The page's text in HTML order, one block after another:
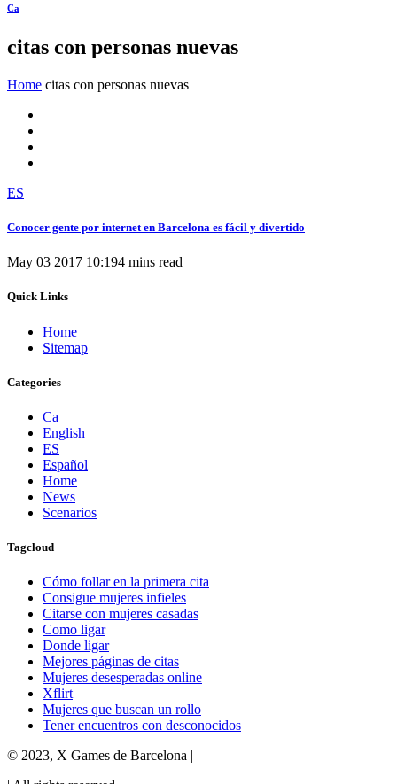
Ca
citas con personas nuevas
Home citas con personas nuevas
ES
Conocer gente por internet en Barcelona es fácil y divertido
May 03 2017 10:194 mins read
Quick Links
Home
Sitemap
Categories
Ca
English
ES
Español
Home
News
Scenarios
Tagcloud
Cómo follar en la primera cita
Consigue mujeres infieles
Citarse con mujeres casadas
Como ligar
Donde ligar
Mejores páginas de citas
Mujeres desesperadas online
Xflirt
Mujeres que buscan un rollo
Tener encuentros con desconocidos
© 2023, X Games de Barcelona |